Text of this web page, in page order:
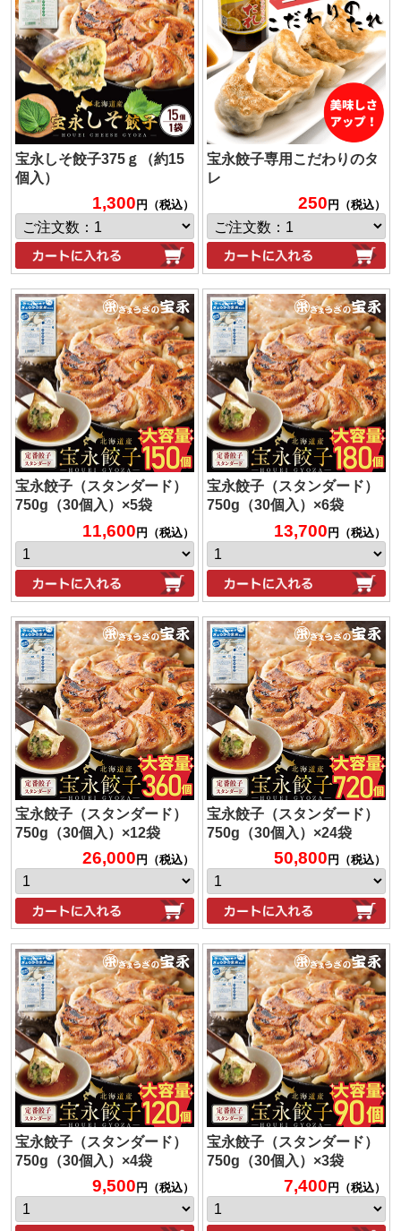
宝永しそ餃子375ｇ（約15
個入）
1,300 円（税込）
宝永餃子専用こだわりのタ
レ
250 円（税込）
宝永餃子（スタンダード）
750g（30個入）×5袋
11,600円（税込）
宝永餃子（スタンダード）
750g（30個入）×6袋
13,700円（税込）
宝永餃子（スタンダード）
750g（30個入）×12袋
26,000 円（税込）
宝永餃子（スタンダード）
750g（30個入）×24袋
50,800 円（税込）
宝永餃子（スタンダード）
750g（30個入）×4袋
9,500 円（税込）
宝永餃子（スタンダード）
750g（30個入）×3袋
7,400 円（税込）